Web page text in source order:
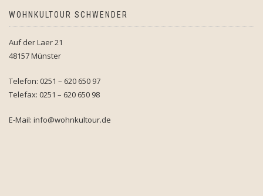
WOHNKULTOUR SCHWENDER
Auf der Laer 21
48157 Münster
Telefon: 0251 – 620 650 97
Telefax: 0251 – 620 650 98
E-Mail: info@wohnkultour.de